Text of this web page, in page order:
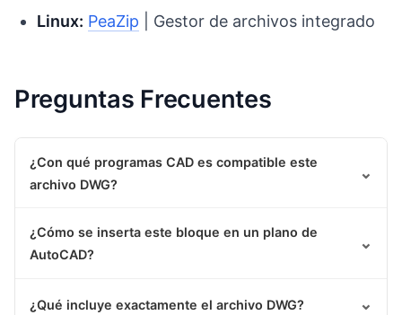
Linux: PeaZip | Gestor de archivos integrado
Preguntas Frecuentes
¿Con qué programas CAD es compatible este
archivo DWG?
⌄
¿Cómo se inserta este bloque en un plano de
AutoCAD?
⌄
¿Qué incluye exactamente el archivo DWG? ⌄